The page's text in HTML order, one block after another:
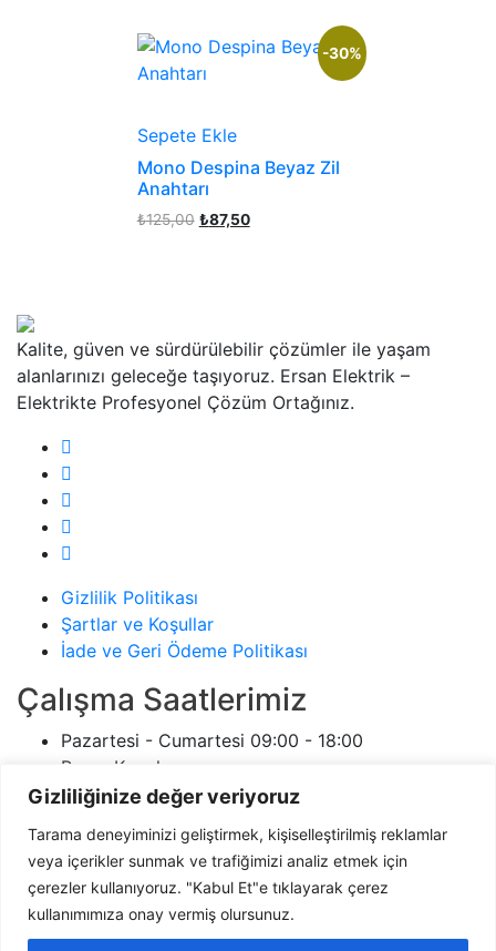
Gizliliğinize değer veriyoruz
Tarama deneyiminizi geliştirmek, kişiselleştirilmiş reklamlar
veya içerikler sunmak ve trafiğimizi analiz etmek için
çerezler kullanıyoruz. "Kabul Et"e tıklayarak çerez
kullanımımıza onay vermiş olursunuz.
Sepete Ekle
-30%
Mono Despina Beyaz Zil
Anahtarı
₺125,00 Orijinal
₺87,50Şu
Kalite, güven ve sürdürülebilir çözümler ile yaşam
alanlarınızı geleceğe taşıyoruz. Ersan Elektrik –
Elektrikte Profesyonel Çözüm Ortağınız.
Gizlilik Politikası
Şartlar ve Koşullar
İade ve Geri Ödeme Politikası
Çalışma Saatlerimiz
Pazartesi - Cumartesi 09:00 - 18:00
Pazar
Kapalı
ersanelektrikci.com 7/24
İletişim
Adres:Aşağıpazar Mahallesi 619 Sokak Ülker
Elmalıoğlu Apt. No:2E Korkuteli / Antalya
Email: iletisim@ersanelektrikci.com